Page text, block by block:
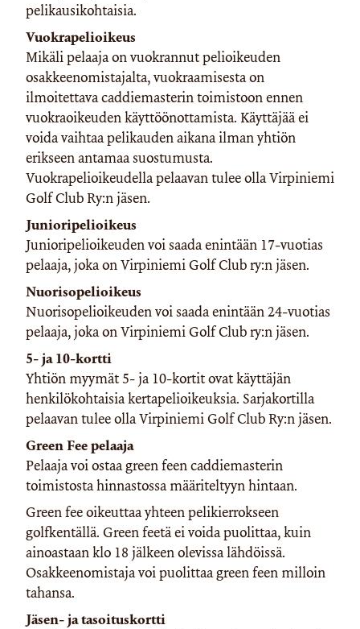
pelikausikohtaisia.
Vuokrapelioikeus
Mikäli pelaaja on vuokrannut pelioikeuden
osakkeenomistajalta, vuokraamisesta on
ilmoitettava caddiemasterin toimistoon ennen
vuokraoikeuden käyttöönottamista. Käyttäjää ei
voida vaihtaa pelikauden aikana ilman yhtiön
erikseen antamaa suostumusta.
Vuokrapelioikeudella pelaavan tulee olla Virpiniemi
Golf Club Ry:n jäsen.
Junioripelioikeus
Junioripelioikeuden voi saada enintään 17-vuotias
pelaaja, joka on Virpiniemi Golf Club ry:n jäsen.
Nuorisopelioikeus
Nuorisopelioikeuden voi saada enintään 24-vuotias
pelaaja, joka on Virpiniemi Golf Club ry:n jäsen.
5- ja 10-kortti
Yhtiön myymät 5- ja 10-kortit ovat käyttäjän
henkilökohtaisia kertapelioikeuksia. Sarjakortilla
pelaavan tulee olla Virpiniemi Golf Club Ry:n jäsen.
Green Fee pelaaja
Pelaaja voi ostaa green feen caddiemasterin
toimistosta hinnastossa määriteltyyn hintaan.
Green fee oikeuttaa yhteen pelikierrokseen
golfkentällä. Green feetä ei voida puolittaa, kuin
ainoastaan klo 18 jälkeen olevissa lähdöissä.
Osakkeenomistaja voi puolittaa green feen milloin
tahansa.
Jäsen- ja tasoituskortti